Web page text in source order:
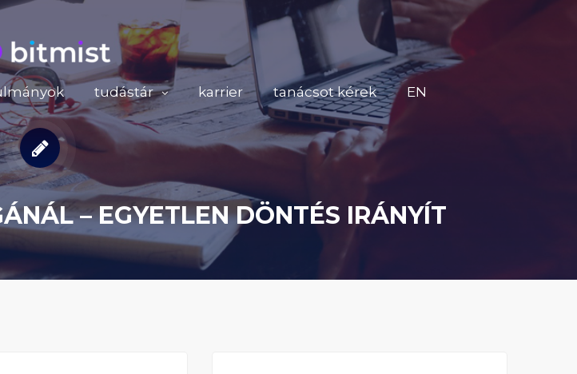
tudástár karrier tanácsot kérek EN
– EGYETLEN DÖNTÉS IRÁNYÍT